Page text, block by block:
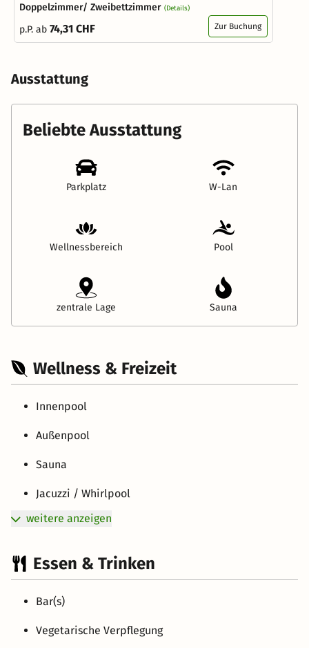
Doppelzimmer/ Zweibettzimmer (Details)
p.P. ab 74,31 CHF Zur Buchung
Ausstattung
Beliebte Ausstattung
Parkplatz W-Lan
Wellnessbereich Pool
zentrale Lage Sauna
Wellness & Freizeit
Innenpool
Außenpool
Sauna
Jacuzzi / Whirlpool
weitere anzeigen
Essen & Trinken
Bar(s)
Vegetarische Verpflegung